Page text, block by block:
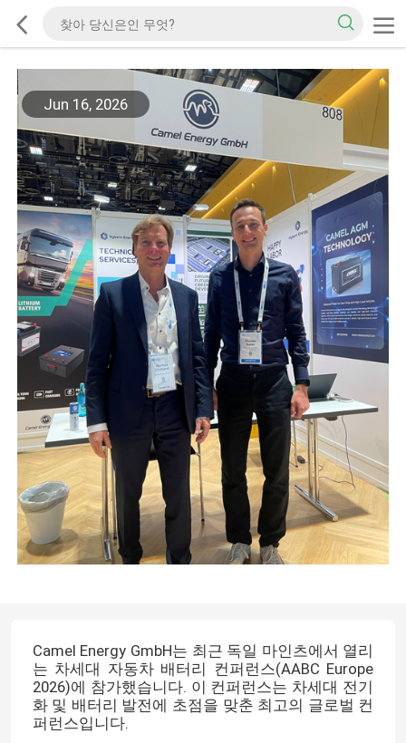
Jun 16, 2026
Camel Energy GmbH는 최근 독일 마인츠에서 열리
는 차세대 자동차 배터리 컨퍼런스(AABC Europe
2026)에 참가했습니다. 이 컨퍼런스는 차세대 전기
화 및 배터리 발전에 초점을 맞춘 최고의 글로벌 컨
퍼런스입니다.